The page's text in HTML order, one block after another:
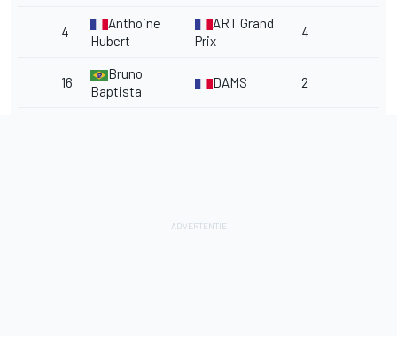
4
Anthoine
Hubert
ART Grand
Prix
4
16
Bruno
Baptista
DAMS 2